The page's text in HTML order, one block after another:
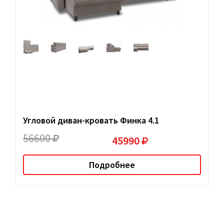
Угловой диван-кровать Финка 4.1
56600 45990
Подробнее